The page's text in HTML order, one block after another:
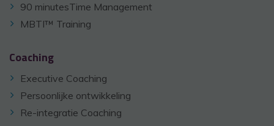
90 minutesTime Management
MBTI™ Training
Coaching
Executive Coaching
Persoonlijke ontwikkeling
Re-integratie Coaching